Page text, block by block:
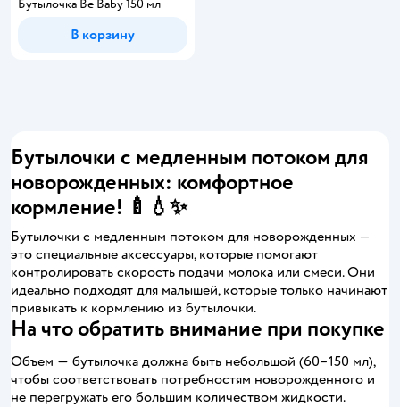
Бутылочка Be Baby 150 мл
В корзину
Бутылочки с медленным потоком для
новорожденных: комфортное
кормление! 🍼💧✨
Бутылочки с медленным потоком для новорожденных —
это специальные аксессуары, которые помогают
контролировать скорость подачи молока или смеси. Они
идеально подходят для малышей, которые только начинают
привыкать к кормлению из бутылочки.
На что обратить внимание при покупке
Объем ― бутылочка должна быть небольшой (60–150 мл),
чтобы соответствовать потребностям новорожденного и
не перегружать его большим количеством жидкости.